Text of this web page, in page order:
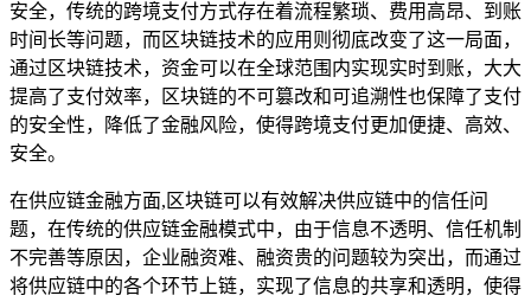
安全，传统的跨境支付方式存在着流程繁琐、费用高昂、到账
时间长等问题，而区块链技术的应用则彻底改变了这一局面，
通过区块链技术，资金可以在全球范围内实现实时到账，大大
提高了支付效率，区块链的不可篡改和可追溯性也保障了支付
的安全性，降低了金融风险，使得跨境支付更加便捷、高效、
安全。
在供应链金融方面,区块链可以有效解决供应链中的信任问
题，在传统的供应链金融模式中，由于信息不透明、信任机制
不完善等原因，企业融资难、融资贵的问题较为突出，而通过
将供应链中的各个环节上链，实现了信息的共享和透明，使得